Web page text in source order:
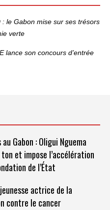
: le Gabon mise sur ses trésors
verte
lance son concours d’entrée
Gabon : Oligui Nguema
et impose l’accélération
de l’État
actrice de la
contre le cancer